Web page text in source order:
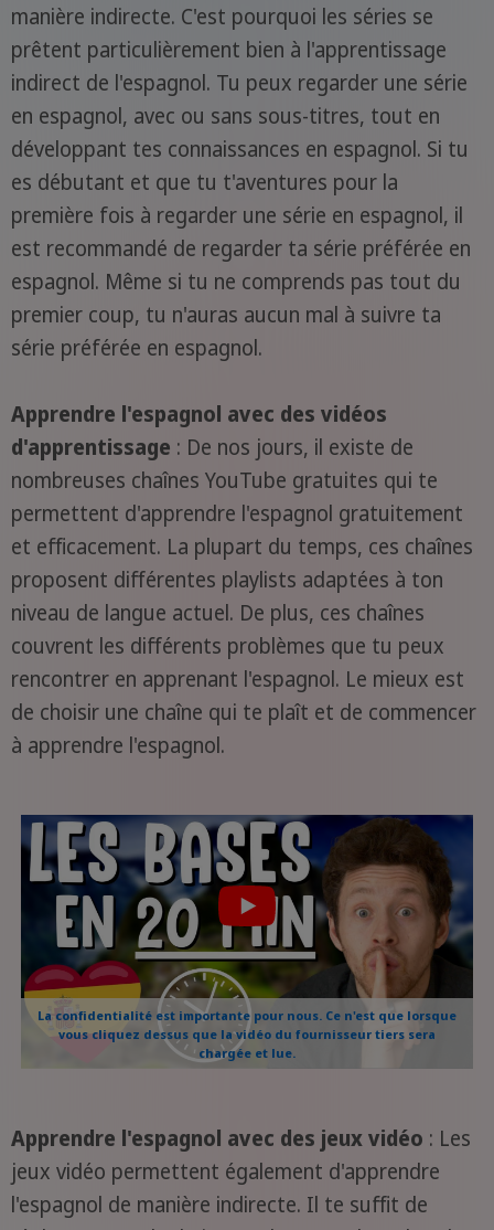
manière indirecte. C'est pourquoi les séries se
prêtent particulièrement bien à l'apprentissage
indirect de l'espagnol. Tu peux regarder une série
en espagnol, avec ou sans sous-titres, tout en
développant tes connaissances en espagnol. Si tu
es débutant et que tu t'aventures pour la
première fois à regarder une série en espagnol, il
est recommandé de regarder ta série préférée en
espagnol. Même si tu ne comprends pas tout du
premier coup, tu n'auras aucun mal à suivre ta
série préférée en espagnol.
Apprendre l'espagnol avec des vidéos
d'apprentissage : De nos jours, il existe de
nombreuses chaînes YouTube gratuites qui te
permettent d'apprendre l'espagnol gratuitement
et efficacement. La plupart du temps, ces chaînes
proposent différentes playlists adaptées à ton
niveau de langue actuel. De plus, ces chaînes
couvrent les différents problèmes que tu peux
rencontrer en apprenant l'espagnol. Le mieux est
de choisir une chaîne qui te plaît et de commencer
à apprendre l'espagnol.
La confidentialité est importante pour nous. Ce n'est que lorsque
vous cliquez dessus que la vidéo du fournisseur tiers sera
chargée et lue.
Apprendre l'espagnol avec des jeux vidéo : Les
jeux vidéo permettent également d'apprendre
l'espagnol de manière indirecte. Il te suffit de